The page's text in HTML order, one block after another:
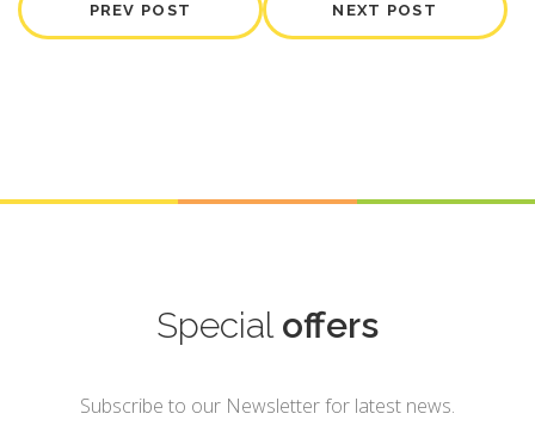
PREV POST NEXT POST
Special offers
Subscribe to our Newsletter for latest news.